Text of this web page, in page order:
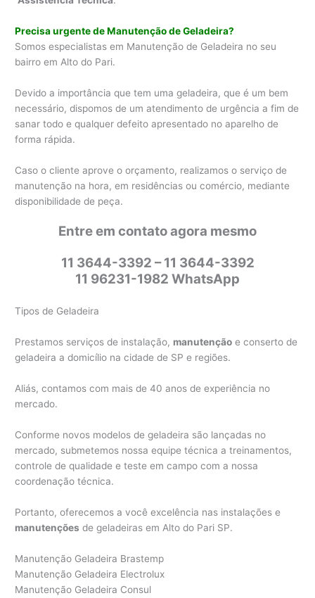
Precisa urgente de Manutenção de Geladeira?
Somos especialistas em Manutenção de Geladeira no seu
bairro em Alto do Pari.
Devido a importância que tem uma geladeira, que é um bem
necessário, dispomos de um atendimento de urgência a fim de
sanar todo e qualquer defeito apresentado no aparelho de
forma rápida.
Caso o cliente aprove o orçamento, realizamos o serviço de
manutenção na hora, em residências ou comércio, mediante
disponibilidade de peça.
Entre em contato agora mesmo
11 3644-3392 – 11 3644-3392
11 96231-1982 WhatsApp
Tipos de Geladeira
Prestamos serviços de instalação, manutenção e conserto de
geladeira a domicílio na cidade de SP e regiões.
Aliás, contamos com mais de 40 anos de experiência no
mercado.
Conforme novos modelos de geladeira são lançadas no
mercado, submetemos nossa equipe técnica a treinamentos,
controle de qualidade e teste em campo com a nossa
coordenação técnica.
Portanto, oferecemos a você excelência nas instalações e
manutenções de geladeiras em Alto do Pari SP.
Manutenção Geladeira Brastemp
Manutenção Geladeira Electrolux
Manutenção Geladeira Consul